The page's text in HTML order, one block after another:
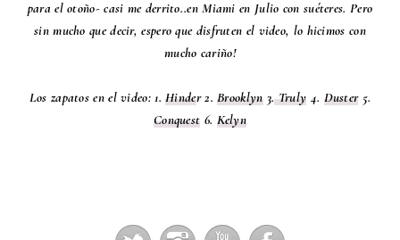
para el otoño- casi me derrito..en Miami en Julio con suéteres. Pero
sin mucho que decir, espero que disfruten el video, lo hicimos con
mucho cariño!
Los zapatos en el video: 1.Hinder 2.Brooklyn3.Truly 4. Duster5.
Conquest 6. Kelyn